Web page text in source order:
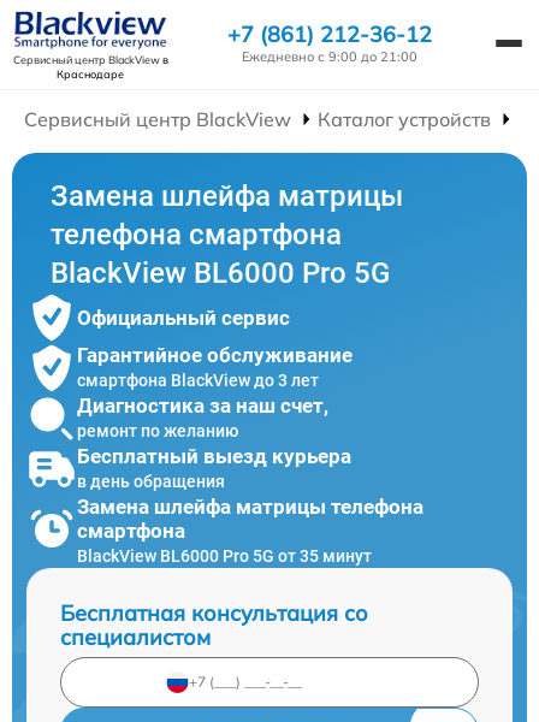
Сервисный центр BlackViewв
Краснодаре
+7 (861) 212-36-12
Ежедневно с 9:00 до 21:00
Сервисный центр BlackView Каталог устройств
Замена шлейфа матрицы
телефона смартфона
BlackView BL6000 Pro 5G
Официальный сервис
Гарантийное обслуживание
смартфона BlackView до 3 лет
Диагностика за наш счет,
ремонт по желанию
Бесплатный выезд курьера
в день обращения
Замена шлейфа матрицы телефона
смартфона
BlackView BL6000 Pro 5G от 35 минут
Бесплатная консультация со
специалистом